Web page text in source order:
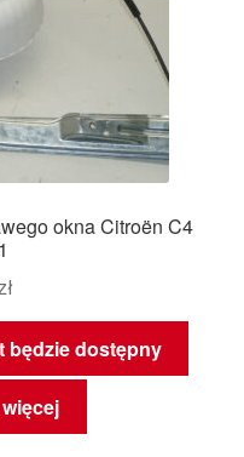
okna Citroën C4
będzie dostępny